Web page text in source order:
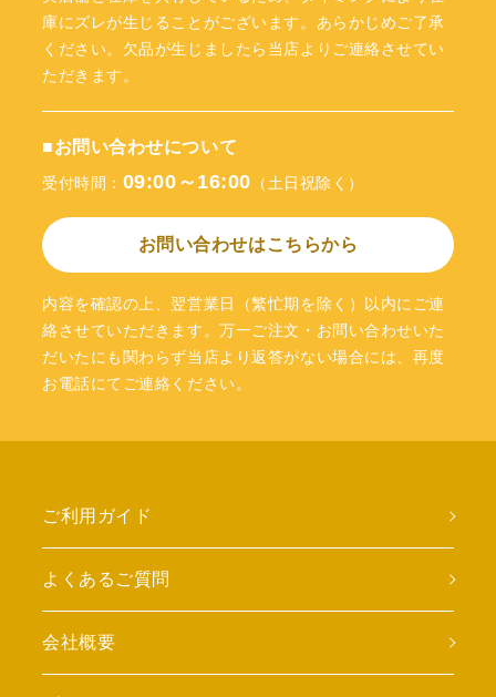
庫にズレが生じることがございます。あらかじめご了承
ください。欠品が生じましたら当店よりご連絡させてい
ただきます。
■お問い合わせについて
受付時間： 09:00～16:00 （土日祝除く）
お問い合わせはこちらから
内容を確認の上、翌営業日（繁忙期を除く）以内にご連
絡させていただきます。万一ご注文・お問い合わせいた
だいたにも関わらず当店より返答がない場合には、再度
お電話にてご連絡ください。
ご利用ガイド
よくあるご質問
会社概要